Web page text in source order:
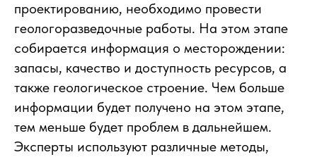
проектированию, необходимо провести
геологоразведочные работы. На этом этапе
собирается информация о месторождении:
запасы, качество и доступность ресурсов, а
также геологическое строение. Чем больше
информации будет получено на этом этапе,
тем меньше будет проблем в дальнейшем.
Эксперты используют различные методы,